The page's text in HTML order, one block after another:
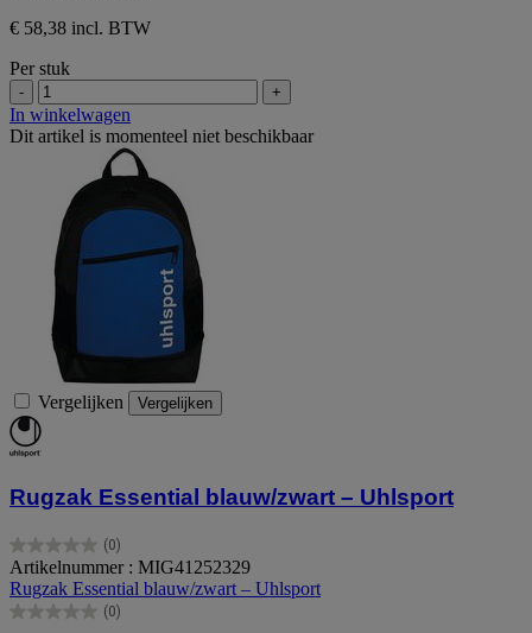
€ 58,38 incl. BTW
Per stuk
- +
In winkelwagen
Dit artikel is momenteel niet beschikbaar
Vergelijken Vergelijken
Rugzak Essential blauw/zwart – Uhlsport
(0)
0.0
van
de
5
Artikelnummer : MIG41252329
Rugzak Essential blauw/zwart – Uhlsport
(0)
0.0